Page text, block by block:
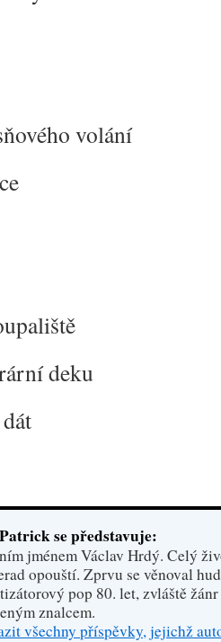
volání
deku
se představuje:
jménem Václav Hrdý. Celý
opouští. Zprvu se věnoval
pop 80. let, zvláště
znalcem.
všechny příspěvky, jejichž